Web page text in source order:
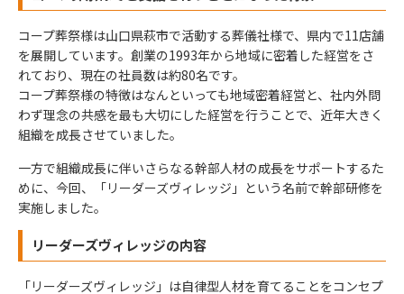
コープ葬祭様は山口県萩市で活動する葬儀社様で、県内で11店舗
を展開しています。創業の1993年から地域に密着した経営をさ
れており、現在の社員数は約80名です。
コープ葬祭様の特徴はなんといっても地域密着経営と、社内外問
わず理念の共感を最も大切にした経営を行うことで、近年大きく
組織を成長させていました。
一方で組織成長に伴いさらなる幹部人材の成長をサポートするた
めに、今回、「リーダーズヴィレッジ」という名前で幹部研修を
実施しました。
リーダーズヴィレッジの内容
「リーダーズヴィレッジ」は自律型人材を育てることをコンセプ